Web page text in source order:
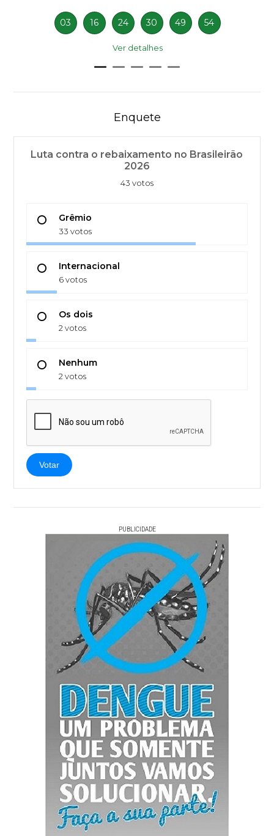
03 16 24 30 49 54
Ver detalhes
Enquete
Luta contra o rebaixamento no Brasileirão
2026
43 votos
Grêmio
33 votos
Internacional
6 votos
Os dois
2 votos
Nenhum
2 votos
Votar
PUBLICIDADE